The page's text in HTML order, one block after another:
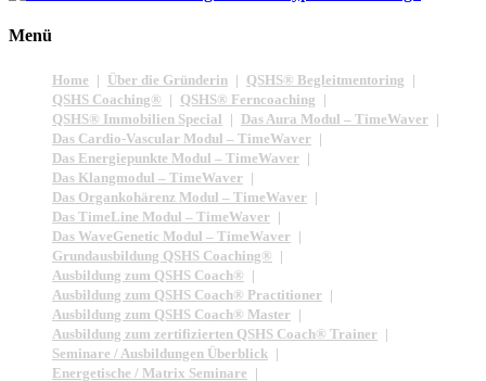
Menü
Home Über die Gründerin
QSHS® Begleitmentoring
QSHS Coaching®
QSHS® Ferncoaching
QSHS® Immobilien Special
Das Aura Modul – TimeWaver
Das Cardio-Vascular Modul – TimeWaver
Das Energiepunkte Modul – TimeWaver
Das Klangmodul – TimeWaver
Das Organkohärenz Modul – TimeWaver
Das TimeLine Modul – TimeWaver
Das WaveGenetic Modul – TimeWaver
Grundausbildung QSHS Coaching®
Ausbildung zum QSHS Coach®
Ausbildung zum QSHS Coach® Practitioner
Ausbildung zum QSHS Coach® Master
Ausbildung zum zertifizierten QSHS Coach® Trainer
Seminare / Ausbildungen Überblick
Energetische / Matrix Seminare